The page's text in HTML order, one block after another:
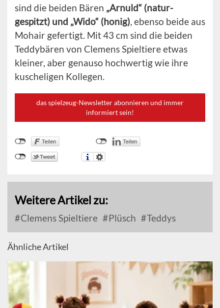
sind die beiden Bären „Arnuld“ (natur-
gespitzt) und „Wido“ (honig), ebenso beide aus
Mohair gefertigt. Mit 43 cm sind die beiden
Teddybären von Clemens Spieltiere etwas
kleiner, aber genauso hochwertig wie ihre
kuscheligen Kollegen.
das spielzeug-Newsletter abonnieren und immer
informiert sein!
Weitere Artikel zu:
Clemens Spieltiere Plüsch Teddys
Ähnliche Artikel